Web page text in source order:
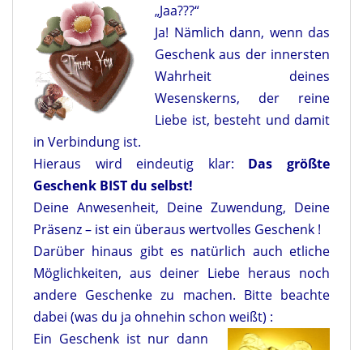
„Jaa???“
Ja! Nämlich dann, wenn das
Geschenk aus der innersten
Wahrheit deines
Wesenskerns, der reine
Liebe ist, besteht und damit
in Verbindung ist.
Hieraus wird eindeutig klar: Das größte
Geschenk BIST du selbst!
Deine Anwesenheit, Deine Zuwendung, Deine
Präsenz – ist ein überaus wertvolles Geschenk !
Darüber hinaus gibt es natürlich auch etliche
Möglichkeiten, aus deiner Liebe heraus noch
andere Geschenke zu machen. Bitte beachte
dabei (was du ja ohnehin schon weißt) :
Ein Geschenk ist nur dann